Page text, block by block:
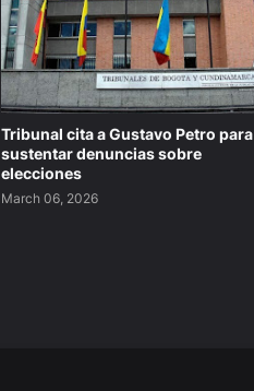
Tribunal cita a Gustavo Petro para
sustentar denuncias sobre
elecciones
March 06, 2026